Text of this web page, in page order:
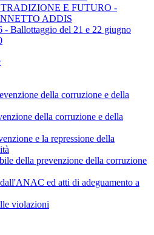
E FUTURO -
ADDIS
- Ballottaggio del 21 e 22 giugno
della corruzione e della
della corruzione e della
e la repressione della
della prevenzione della corruzione
ed atti di adeguamento a
violazioni